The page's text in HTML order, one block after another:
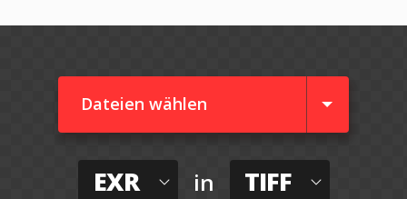
Dateien wählen
EXR in TIFF